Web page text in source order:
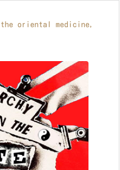
oriental medicine,